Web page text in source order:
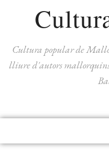
Cultura popular de
lliure d'autors